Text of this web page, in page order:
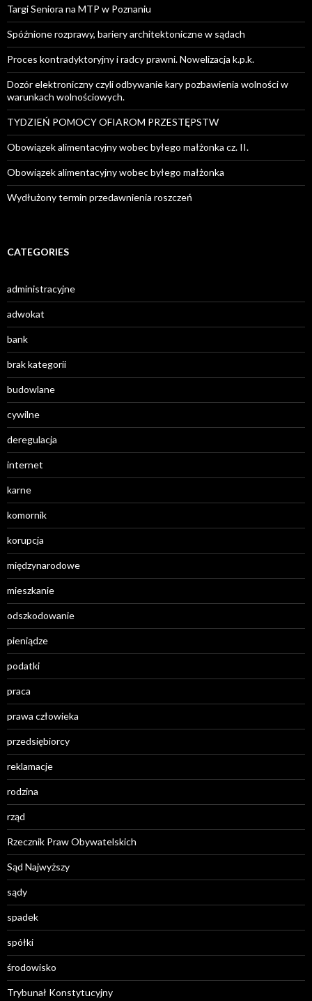
Targi Seniora na MTP w Poznaniu
Spóźnione rozprawy, bariery architektoniczne w sądach
Proces kontradyktoryjny i radcy prawni. Nowelizacja k.p.k.
Dozór elektroniczny czyli odbywanie kary pozbawienia wolności w
warunkach wolnościowych.
TYDZIEŃ POMOCY OFIAROM PRZESTĘPSTW
Obowiązek alimentacyjny wobec byłego małżonka cz. II.
Obowiązek alimentacyjny wobec byłego małżonka
Wydłużony termin przedawnienia roszczeń
CATEGORIES
administracyjne
adwokat
bank
brak kategorii
budowlane
cywilne
deregulacja
internet
karne
komornik
korupcja
międzynarodowe
mieszkanie
odszkodowanie
pieniądze
podatki
praca
prawa człowieka
przedsiębiorcy
reklamacje
rodzina
rząd
Rzecznik Praw Obywatelskich
Sąd Najwyższy
sądy
spadek
spółki
środowisko
Trybunał Konstytucyjny